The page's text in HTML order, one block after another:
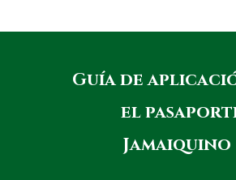
Guía de
el
Jamaiquino